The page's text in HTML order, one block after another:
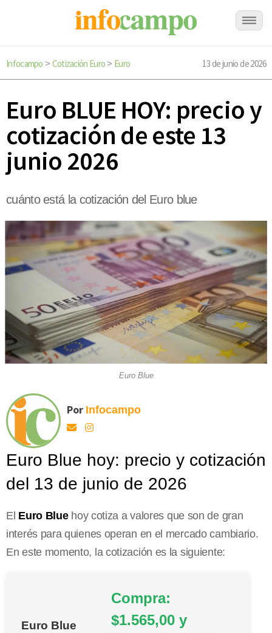
Infocampo > Cotización Euro> Euro 13 de junio de 2026
Euro BLUE HOY: precio y
cotización de este 13
junio 2026
cuánto está la cotización del Euro blue
Euro Blue
Por Infocampo
Euro Blue hoy: precio y cotización
del 13 de junio de 2026
El Euro Bluehoy cotiza a valores que son de gran
interés para quienes operan en el mercado cambiario.
En este momento, la cotización es la siguiente:
Euro Blue
Compra:
$1.565,00 y